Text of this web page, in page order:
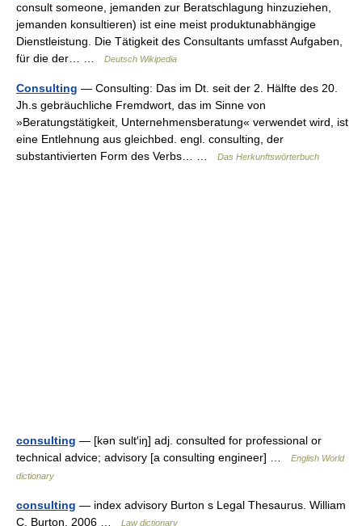
consult someone, jemanden zur Beratschlagung hinzuziehen,
jemanden konsultieren) ist eine meist produktunabhängige
Dienstleistung. Die Tätigkeit des Consultants umfasst Aufgaben,
für die der… …
Deutsch Wikipedia
Consulting — Consulting: Das im Dt. seit der 2. Hälfte des 20.
Jh.s gebräuchliche Fremdwort, das im Sinne von
»Beratungstätigkeit, Unternehmensberatung« verwendet wird, ist
eine Entlehnung aus gleichbed. engl. consulting, der
substantivierten Form des Verbs… …
Das Herkunftswörterbuch
consulting — [kən sult′iŋ] adj. consulted for professional or
technical advice; advisory [a consulting engineer] …
English World
dictionary
consulting — index advisory Burton s Legal Thesaurus. William
C. Burton. 2006 …
Law dictionary